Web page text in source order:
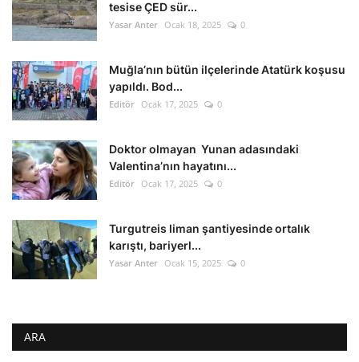
tesise ÇED sür...
Yasar Anter Ocak 18, 2025 0
Muğla’nın bütün ilçelerinde Atatürk koşusu
yapıldı. Bod...
Editör Ocak 17, 2025 0
Doktor olmayan Yunan adasındaki
Valentina’nın hayatını...
Editör Ocak 17, 2025 0
Turgutreis liman şantiyesinde ortalık
karıştı, bariyerl...
Yasar Anter Ocak 15, 2025 0
ARA